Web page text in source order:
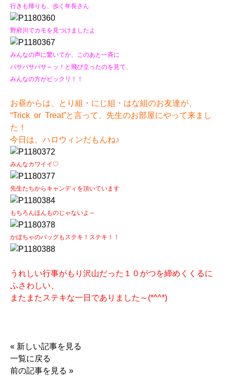
行きも帰りも、歩く年長さん
野府川でカモを見つけましたよ
みんなの声に驚いてか、このあと一斉に
バサバサバサ～ッ！と飛び立ったのを見て、
みんなの方がビックリ！！
お昼からは、とり組・にじ組・はな組のお友達が、
“Trick or Treat”と言って、先生のお部屋にやって来まし
た！
今日は、ハロウィンだもんね♪
みんなカワイイ♡
先生たちからキャンディを頂いています
もちろんほんものじゃないよ～
かぼちゃのバッグもステキ！ステキ！！
うれしい行事がもり沢山だった１０がつを締めくくるに
ふさわしい、
またまたステキな一日でありました～(*^^*)
« 新しい記事を見る
一覧に戻る
前の記事を見る »